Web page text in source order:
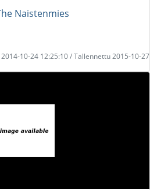
Naistenmies
2014-10-24 12:25:10 / Tallennettu 2015-10-27